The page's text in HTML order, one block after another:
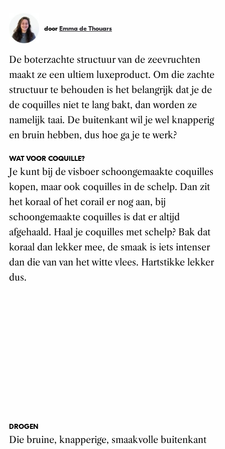
door Emma de Thouars
De boterzachte structuur van de zeevruchten
maakt ze een ultiem luxeproduct. Om die zachte
structuur te behouden is het belangrijk dat je de
de coquilles niet te lang bakt, dan worden ze
namelijk taai. De buitenkant wil je wel knapperig
en bruin hebben, dus hoe ga je te werk?
WAT VOOR COQUILLE?
Je kunt bij de visboer schoongemaakte coquilles
kopen, maar ook coquilles in de schelp. Dan zit
het koraal of het corail er nog aan, bij
schoongemaakte coquilles is dat er altijd
afgehaald. Haal je coquilles met schelp? Bak dat
koraal dan lekker mee, de smaak is iets intenser
dan die van van het witte vlees. Hartstikke lekker
dus.
DROGEN
Die bruine, knapperige, smaakvolle buitenkant